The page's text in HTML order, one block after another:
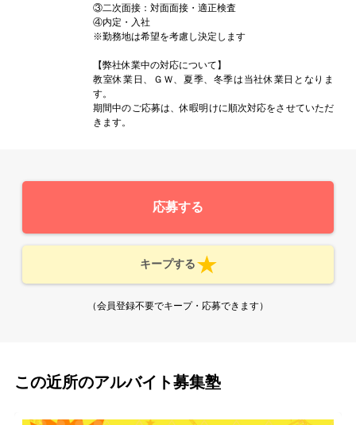
③二次面接：対面面接・適正検査
④内定・入社
※勤務地は希望を考慮し決定します
【弊社休業中の対応について】
教室休業日、ＧＷ、夏季、冬季は当社休業日となりま
す。
期間中のご応募は、休暇明けに順次対応をさせていただ
きます。
応募する
キープする
（会員登録不要でキープ・応募できます）
この近所のアルバイト募集塾